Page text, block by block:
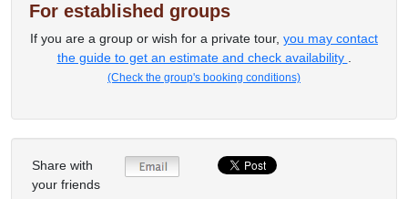
For established groups
If you are a group or wish for a private tour, you may contact
the guide to get an estimate and check availability
(Check the group's booking conditions)
Share with
your friends